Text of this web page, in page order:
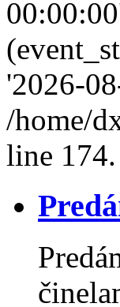
'2026-
/home/
line 174.